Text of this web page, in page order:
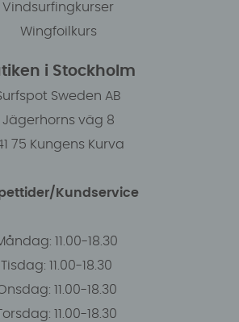
Vindsurfingkurser
Wingfoilkurs
i Stockholm
Sweden AB
Jägerhorns väg 8
75 Kungens Kurva
Kundservice
11.00-18.30
Tisdag: 11.00-18.30
11.00-18.30
11.00-18.30